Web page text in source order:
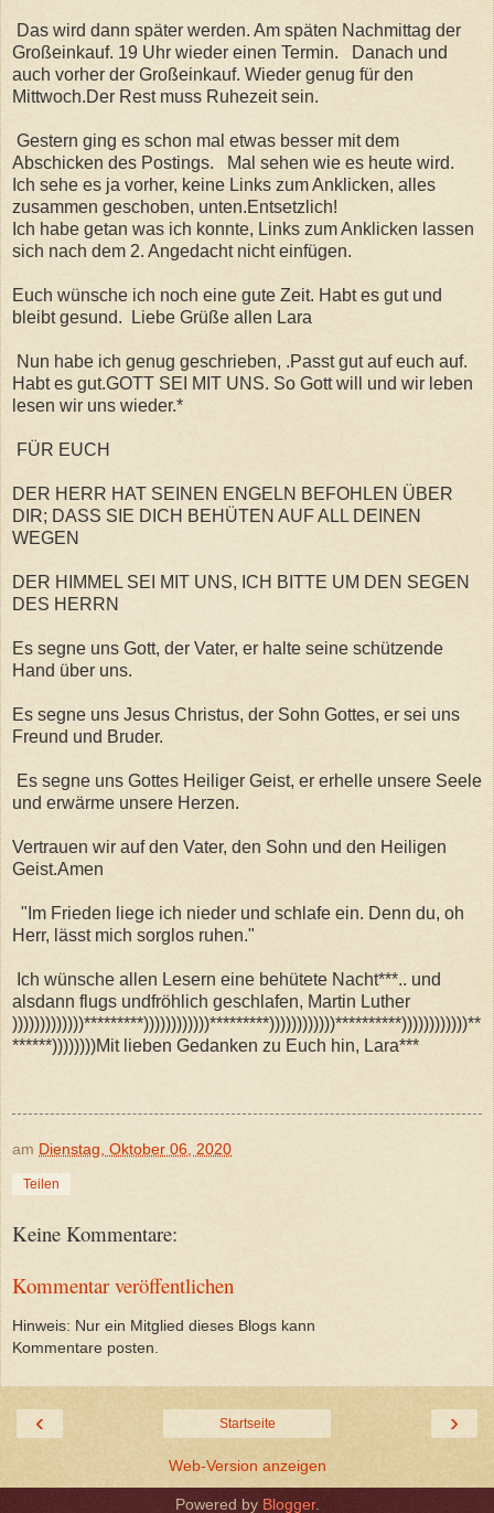
Das wird dann später werden. Am späten Nachmittag der
Großeinkauf. 19 Uhr wieder einen Termin. Danach und
auch vorher der Großeinkauf. Wieder genug für den
Mittwoch.Der Rest muss Ruhezeit sein.
Gestern ging es schon mal etwas besser mit dem
Abschicken des Postings. Mal sehen wie es heute wird.
Ich sehe es ja vorher, keine Links zum Anklicken, alles
zusammen geschoben, unten.Entsetzlich!
Ich habe getan was ich konnte, Links zum Anklicken lassen
sich nach dem 2. Angedacht nicht einfügen.
Euch wünsche ich noch eine gute Zeit. Habt es gut und
bleibt gesund. Liebe Grüße allen Lara
Nun habe ich genug geschrieben, .Passt gut auf euch auf.
Habt es gut.GOTT SEI MIT UNS. So Gott will und wir leben
lesen wir uns wieder.*
FÜR EUCH
DER HERR HAT SEINEN ENGELN BEFOHLEN ÜBER
DIR; DASS SIE DICH BEHÜTEN AUF ALL DEINEN
WEGEN
DER HIMMEL SEI MIT UNS, ICH BITTE UM DEN SEGEN
DES HERRN
Es segne uns Gott, der Vater, er halte seine schützende
Hand über uns.
Es segne uns Jesus Christus, der Sohn Gottes, er sei uns
Freund und Bruder.
Es segne uns Gottes Heiliger Geist, er erhelle unsere Seele
und erwärme unsere Herzen.
Vertrauen wir auf den Vater, den Sohn und den Heiligen
Geist.Amen
"Im Frieden liege ich nieder und schlafe ein. Denn du, oh
Herr, lässt mich sorglos ruhen."
Ich wünsche allen Lesern eine behütete Nacht***.. und
alsdann flugs undfröhlich geschlafen, Martin Luther
)))))))))))))*********))))))))))))*********))))))))))))**********))))))))))))**
******))))))))Mit lieben Gedanken zu Euch hin, Lara***
am Dienstag, Oktober 06, 2020
Teilen
Keine Kommentare:
Kommentar veröffentlichen
Hinweis: Nur ein Mitglied dieses Blogs kann
Kommentare posten.
‹ ›
Startseite
Web-Version anzeigen
Powered by Blogger.